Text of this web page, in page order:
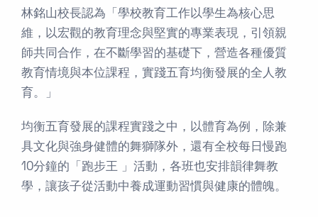
林銘山校長認為「學校教育工作以學生為核心思
維，以宏觀的教育理念與堅實的專業表現，引領親
師共同合作，在不斷學習的基礎下，營造各種優質
教育情境與本位課程，實踐五育均衡發展的全人教
育。」
均衡五育發展的課程實踐之中，以體育為例，除兼
具文化與強身健體的舞獅隊外，還有全校每日慢跑
10分鐘的「跑步王 」活動，各班也安排韻律舞教
學，讓孩子從活動中養成運動習慣與健康的體魄。